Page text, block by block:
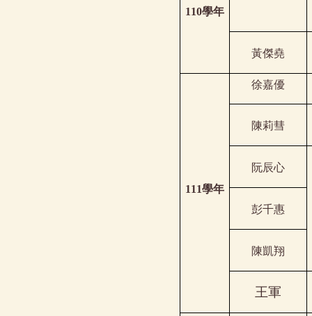
110學年
黃傑堯
111學年
徐嘉優
陳莉彗
阮辰心
彭千惠
陳凱翔
王軍